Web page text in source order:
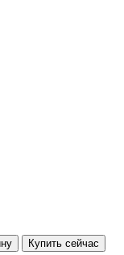
Купить сейчас